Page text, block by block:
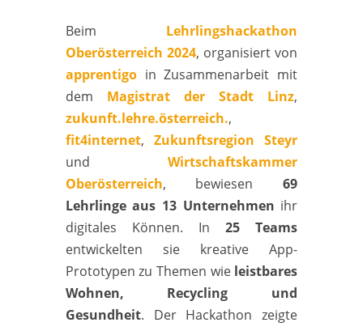
Beim Lehrlingshackathon
Oberösterreich 2024, organisiert von
apprentigoin Zusammenarbeit mit
dem Magistrat der Stadt Linz,
zukunft.lehre.österreich.,
fit4internet, Zukunftsregion Steyr
undWirtschaftskammer
Oberösterreich, bewiesen69
Lehrlinge aus 13 Unternehmen ihr
digitales Können. In25 Teams
entwickelten sie kreative App-
Prototypen zu Themen wie leistbares
Wohnen, Recycling und
Gesundheit. Der Hackathon zeigte